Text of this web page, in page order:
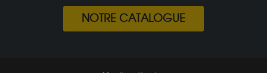
NOTRE CATALOGUE